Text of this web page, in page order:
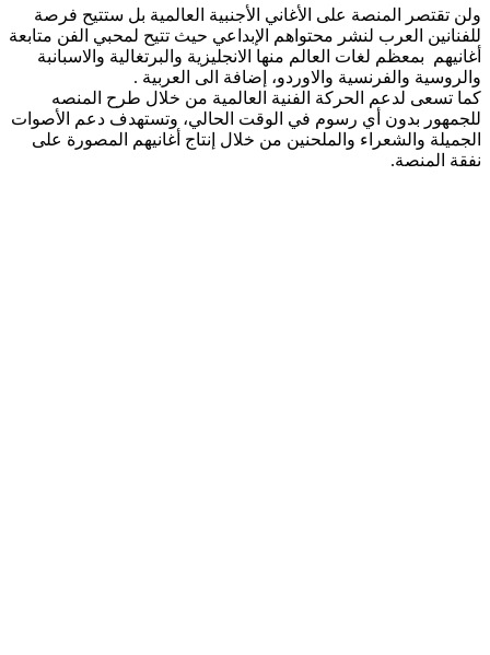
ولن تقتصر المنصة على الأغاني الأجنبية العالمية بل ستتيح فرصة
للفنانين العرب لنشر محتواهم الإبداعي حيث تتيح لمحبي الفن متابعة
أغانيهم بمعظم لغات العالم منها الانجليزية والبرتغالية والاسبانبة
والروسية والفرنسية والاوردو، إضافة الى العربية .
كما تسعى لدعم الحركة الفنية العالمية من خلال طرح المنصه
للجمهور بدون أي رسوم في الوقت الحالي، وتستهدف دعم الأصوات
الجميلة والشعراء والملحنين من خلال إنتاج أغانيهم المصورة على
نفقة المنصة.